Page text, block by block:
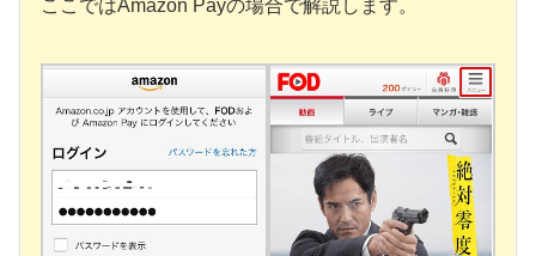
ここではAmazon Payの場合で解説します。